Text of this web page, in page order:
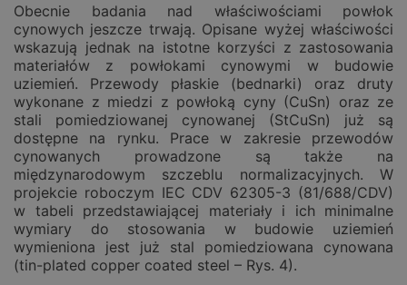
Obecnie badania nad właściwościami powłok
cynowych jeszcze trwają. Opisane wyżej właściwości
wskazują jednak na istotne korzyści z zastosowania
materiałów z powłokami cynowymi w budowie
uziemień. Przewody płaskie (bednarki) oraz druty
wykonane z miedzi z powłoką cyny (CuSn) oraz ze
stali pomiedziowanej cynowanej (StCuSn) już są
dostępne na rynku. Prace w zakresie przewodów
cynowanych prowadzone są także na
międzynarodowym szczeblu normalizacyjnych. W
projekcie roboczym IEC CDV 62305-3 (81/688/CDV)
w tabeli przedstawiającej materiały i ich minimalne
wymiary do stosowania w budowie uziemień
wymieniona jest już stal pomiedziowana cynowana
(tin-plated copper coated steel – Rys. 4).